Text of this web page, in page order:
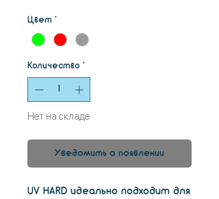
Цвет *
Количество *
Нет на складе
Уведомить о появлении
UV HARD идеально подходит для